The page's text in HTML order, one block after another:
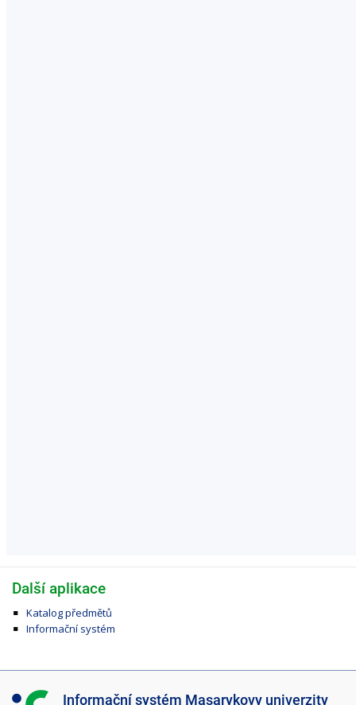
Další aplikace
Katalog předmětů
Informační systém
I Informační systém Masarykovy univerzity